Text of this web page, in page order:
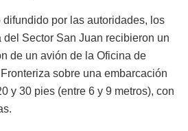
por las autoridades, los
Sector San Juan recibieron un
de un avión de la Oficina de
sobre una embarcación
y 30 pies (entre 6 y 9 metros), con